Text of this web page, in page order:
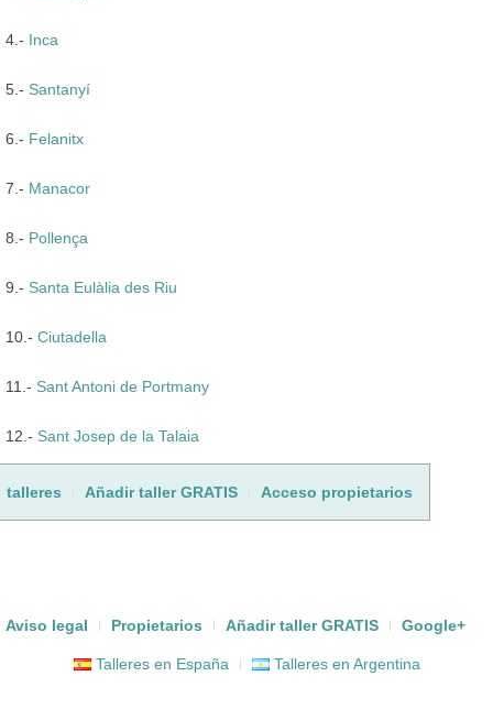
4.- Inca
5.- Santanyí
6.- Felanitx
7.- Manacor
8.- Pollença
9.- Santa Eulàlia des Riu
10.- Ciutadella
11.- Sant Antoni de Portmany
12.- Sant Josep de la Talaia
talleres Añadir taller GRATIS Acceso propietarios
Aviso legal Propietarios Añadir taller GRATIS Google+
Talleres en España Talleres en Argentina